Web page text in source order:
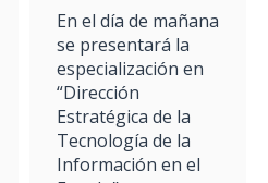
En el día de mañana
se presentará la
especialización en
“Dirección
Estratégica de la
Tecnología de la
Información en el